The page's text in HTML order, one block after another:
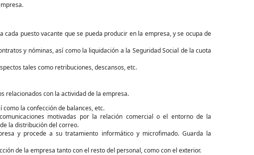
cada puesto vacante que se pueda producir en la empresa, y se ocupa de
y nóminas, así como la liquidación a la Seguridad Social de la cuota
tales como retribuciones, descansos, etc.
relacionados con la actividad de la empresa.
la confección de balances, etc.
motivadas por la relación comercial o el entorno de la
la distribución del correo.
y procede a su tratamiento informático y microfimado. Guarda la
de la empresa tanto con el resto del personal, como con el exterior.